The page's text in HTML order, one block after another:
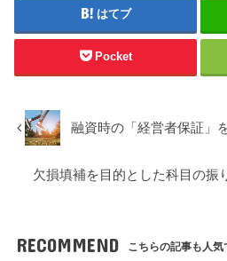
はてブ
Pocket
融資時の「経営者保証」
欠損填補を目的とした科目の振
RECOMMEND こちらの記事も人気